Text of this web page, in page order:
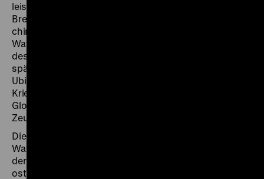
leistete Amtshilfe und rechtfertigte die Erbeutung des
Breitschwerts: Es sei seit fast 2000 Jahren Teil der
chinesischen Kriegsbewaffnung. Die chinesischen
Waffen sind nicht nur Zeichen für die persönliche Rolle
des Kaisers bei der Annexion Kiautschous. Sie dienten
später auch dem Direktor des Zeughauses, Edgar von
Ubisch, Einsprüche des preußischen
Kriegsministeriums gegen eine Ausweitung und
Globalisierung der Sammlungskonzeption des
Zeughauses zurückzuweisen.
Die Sammlung sollte von der Beschränkung auf
Waffen der brandenburgisch-preußischen und damit
der europäischen Geschichte auf Waffen
ostasiatischer und weltweiter Herkunft erweitert